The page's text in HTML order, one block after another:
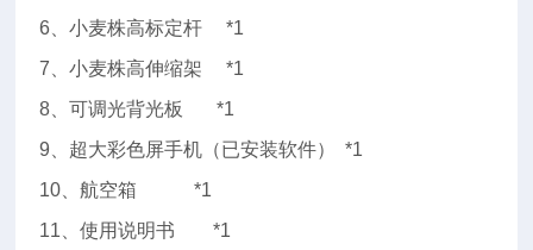
6、小麦株高标定杆 *1
7、小麦株高伸缩架 *1
8、可调光背光板 *1
9、超大彩色屏手机（已安装软件） *1
10、航空箱 *1
11、使用说明书 *1